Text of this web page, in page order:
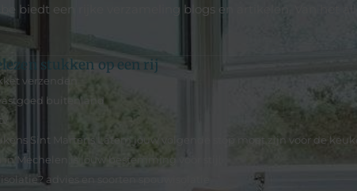
biedt een rijke verzameling blogs en artikelen. Van het
stukken op een rij
verzenden
buitenland
Sint Martens Latem jouw volgende stop moet zijn voor de
Mechelen is jouw bestemming voor stijl
advies en soorten spouwisolatie